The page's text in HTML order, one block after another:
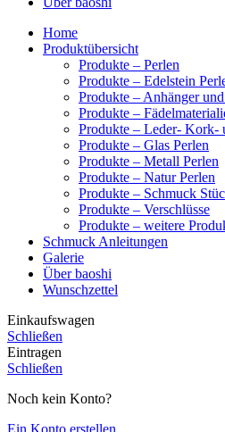
Home
Produktübersicht
Produkte – Perlen
Produkte – Edelstein
Produkte – Anhänger
Produkte –
Produkte – Leder- Kork-
Produkte – Glas Perlen
Produkte – Metall Perlen
Produkte – Natur Perlen
Produkte – Schmuck
Produkte – Verschlüsse
Produkte – weitere
Schmuck Anleitungen
Galerie
Über baoshi
Wunschzettel
Einkaufswagen
Schließen
Eintragen
Schließen
Noch kein Konto?